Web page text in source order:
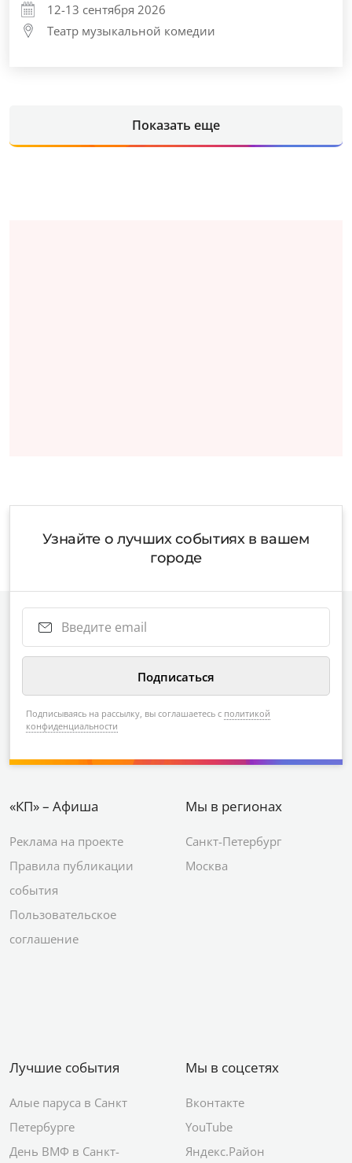
12-13 сентября 2026
Театр музыкальной комедии
Показать еще
Узнайте о лучших событиях в вашем
городе
Подписываясь на рассылку, вы соглашаетесь с политикой
конфиденциальности
«КП» – Афиша
Реклама на проекте
Правила публикации
события
Пользовательское
соглашение
Мы в регионах
Санкт-Петербург
Москва
Лучшие события
Алые паруса в Санкт
Петербурге
День ВМФ в Санкт-
Мы в соцсетях
Вконтакте
YouTube
Яндекс.Район